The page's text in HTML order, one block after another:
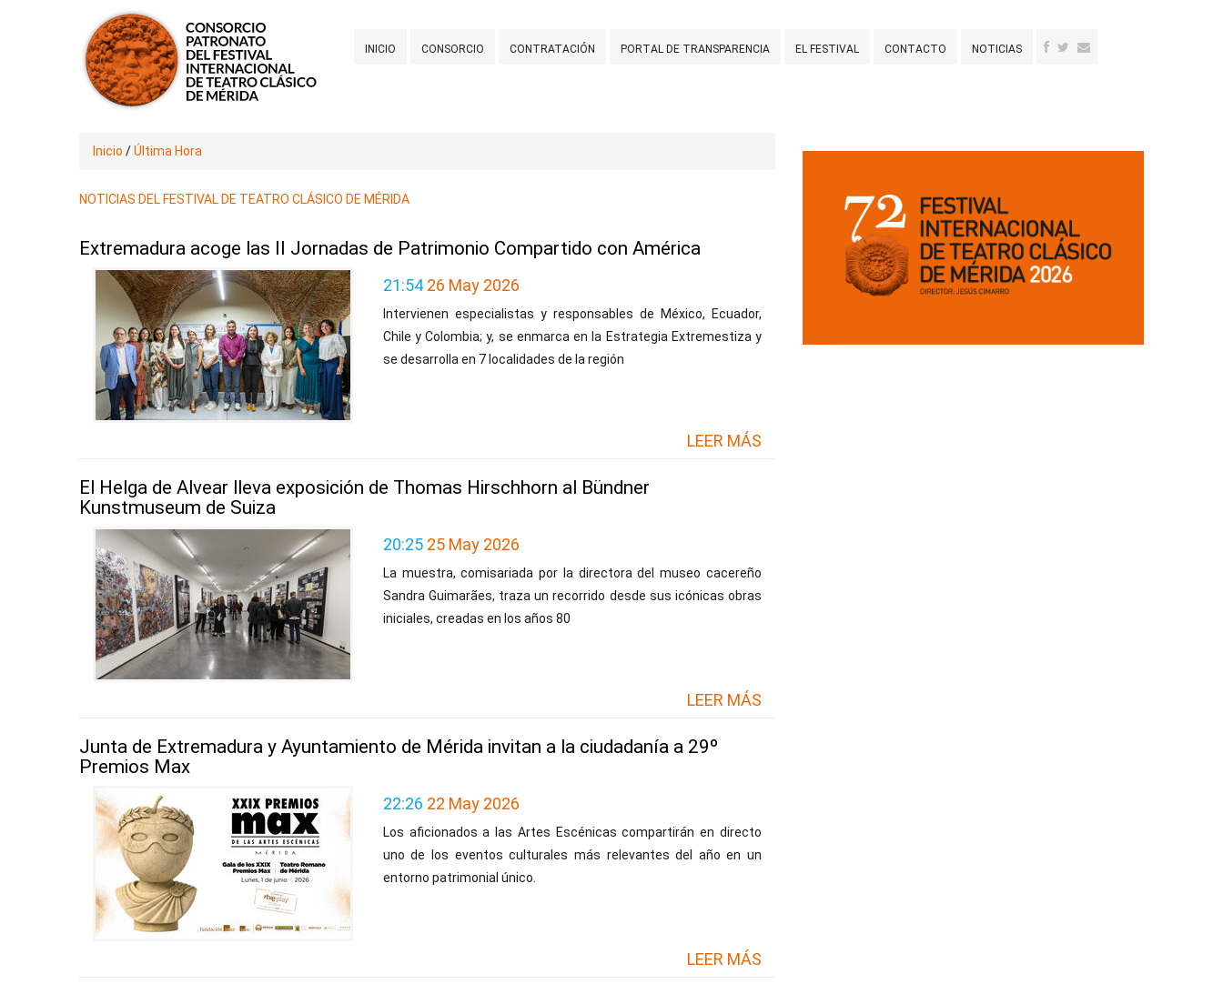
INICIO CONSORCIO CONTRATACIÓN PORTAL DE TRANSPARENCIA EL FESTIVAL CONTACTO NOTICIAS
Inicio /Última Hora
NOTICIAS DEL FESTIVAL DE TEATRO CLÁSICO DE MÉRIDA
Extremadura acoge las II Jornadas de Patrimonio Compartido con América
21:54 26 May 2026
Intervienen especialistas y responsables de México, Ecuador,
Chile y Colombia; y, se enmarca en la Estrategia Extremestiza y
se desarrolla en 7 localidades de la región
LEER MÁS
El Helga de Alvear lleva exposición de Thomas Hirschhorn al Bündner
Kunstmuseum de Suiza
20:25 25 May 2026
La muestra, comisariada por la directora del museo cacereño
Sandra Guimarães, traza un recorrido desde sus icónicas obras
iniciales, creadas en los años 80
LEER MÁS
Junta de Extremadura y Ayuntamiento de Mérida invitan a la ciudadanía a 29º
Premios Max
22:26 22 May 2026
Los aficionados a las Artes Escénicas compartirán en directo
uno de los eventos culturales más relevantes del año en un
entorno patrimonial único.
LEER MÁS